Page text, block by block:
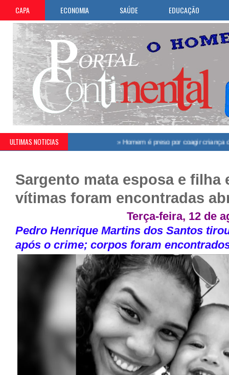
CAPA ECONOMIA SAÚDE EDUCAÇÃO
ULTIMAS NOTICIAS Homem é preso por coagir criança de 11
Sargento mata esposa e filha
vítimas foram encontradas
Terça-feira, 12 de
Pedro Henrique Martins dos Santos
após o crime; corpos foram